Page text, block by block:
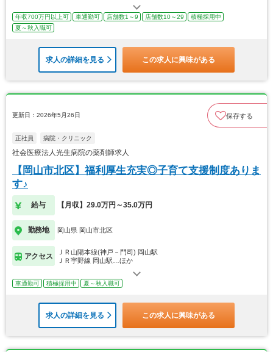
年収700万円以上可 車通勤可 店舗数1～9 店舗数10～29
積極採用中
夏～秋入職可
求人の詳細を見る この求人に興味がある
更新日：2026年5月26日 保存する
正社員 病院・クリニック
社会医療法人光生病院の薬剤師求人
【岡山市北区】福利厚生充実◎子育て支援制度ありま
す♪
給与 【月収】29.0万円～35.0万円
勤務地 岡山県 岡山市北区
アクセス
ＪＲ山陽本線(神戸－門司) 岡山駅
ＪＲ宇野線 岡山駅…ほか
車通勤可 積極採用中 夏～秋入職可
求人の詳細を見る この求人に興味がある